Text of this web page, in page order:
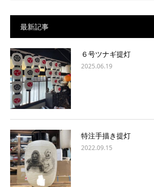
最新記事
６号ツナギ提灯
2025.06.19
特注手描き提灯
2022.09.15